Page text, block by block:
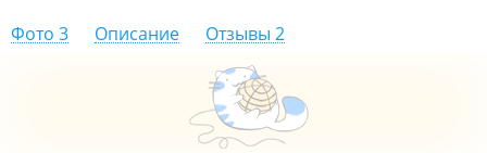
Фото 3 Описание Отзывы 2